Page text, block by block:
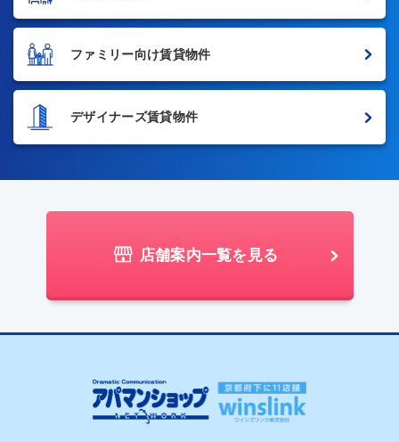
ファミリー向け賃貸物件
デザイナーズ賃貸物件
店舗案内一覧を見る